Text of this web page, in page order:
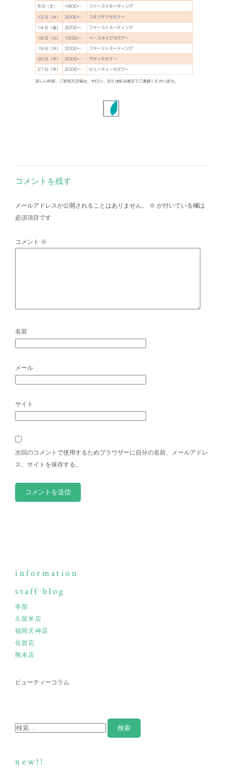
コメントを残す
メールアドレスが公開されることはありません。 ※ が付いている欄は
必須項目です
コメント ※
名前
メール
サイト
次回のコメントで使用するためブラウザーに自分の名前、メールアドレ
ス、サイトを保存する。
information
staff blog
本部
久留米店
福岡天神店
佐賀店
熊本店
ビューティーコラム
new!!